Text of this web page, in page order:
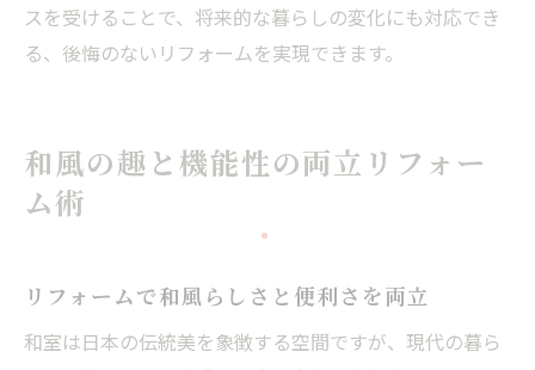
スを受けることで、将来的な暮らしの変化にも対応でき
る、後悔のないリフォームを実現できます。
和風の趣と機能性の両立リフォー
ム術
リフォームで和風らしさと便利さを両立
和室は日本の伝統美を象徴する空間ですが、現代の暮ら